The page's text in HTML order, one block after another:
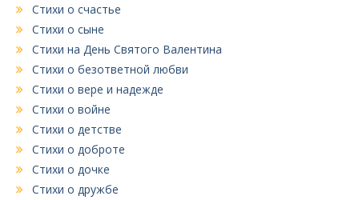
Стихи о счастье
Стихи о сыне
Стихи на День Святого Валентина
Стихи о безответной любви
Стихи о вере и надежде
Стихи о войне
Стихи о детстве
Стихи о доброте
Стихи о дочке
Стихи о дружбе